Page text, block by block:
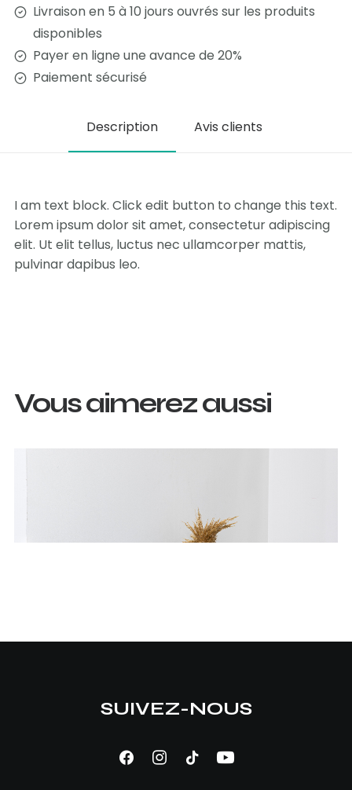
Livraison en 5 à 10 jours ouvrés sur les produits
disponibles
Payer en ligne une avance de 20%
Paiement sécurisé
Description Avis clients
I am text block. Click edit button to change this text.
Lorem ipsum dolor sit amet, consectetur adipiscing
elit. Ut elit tellus, luctus nec ullamcorper mattis,
pulvinar dapibus leo.
Vous aimerez aussi
SUIVEZ-NOUS